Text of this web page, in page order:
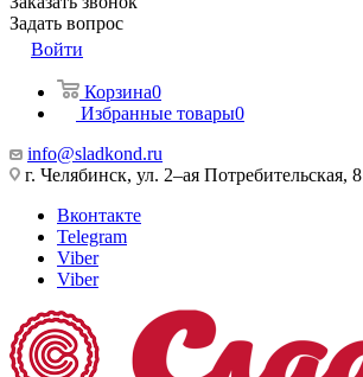
Задать вопрос
Войти
Корзина0
Избранные товары0
info@sladkond.ru
г. Челябинск, ул. 2–ая Потребительская, 8
Вконтакте
Telegram
Viber
Viber